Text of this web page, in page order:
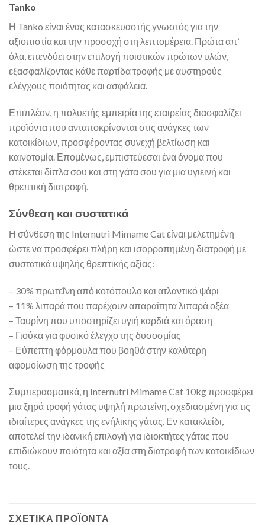
Tanko
Η Tanko είναι ένας κατασκευαστής γνωστός για την
αξιοπιστία και την προσοχή στη λεπτομέρεια. Πρώτα απ’
όλα, επενδύει στην επιλογή ποιοτικών πρώτων υλών,
εξασφαλίζοντας κάθε παρτίδα τροφής με αυστηρούς
ελέγχους ποιότητας και ασφάλεια.
Επιπλέον, η πολυετής εμπειρία της εταιρείας διασφαλίζει
προϊόντα που ανταποκρίνονται στις ανάγκες των
κατοικίδιων, προσφέροντας συνεχή βελτίωση και
καινοτομία. Επομένως, εμπιστεύεσαι ένα όνομα που
στέκεται δίπλα σου και στη γάτα σου για μια υγιεινή και
θρεπτική διατροφή.
Σύνθεση και συστατικά
Η σύνθεση της Internutri Mimame Cat είναι μελετημένη
ώστε να προσφέρει πλήρη και ισορροπημένη διατροφή με
συστατικά υψηλής θρεπτικής αξίας:
– 30% πρωτεΐνη από κοτόπουλο και ατλαντικό ψάρι
– 11% λιπαρά που παρέχουν απαραίτητα λιπαρά οξέα
– Ταυρίνη που υποστηρίζει υγιή καρδιά και όραση
– Γιούκα για φυσικό έλεγχο της δυσοσμίας
– Εύπεπτη φόρμουλα που βοηθά στην καλύτερη
αφομοίωση της τροφής
Συμπερασματικά, η Internutri Mimame Cat 10kg προσφέρει
μια ξηρά τροφή γάτας υψηλή πρωτεΐνη, σχεδιασμένη για τις
ιδιαίτερες ανάγκες της ενήλικης γάτας. Εν κατακλείδι,
αποτελεί την ιδανική επιλογή για ιδιοκτήτες γάτας που
επιδιώκουν ποιότητα και αξία στη διατροφή των κατοικίδιων
τους.
ΣΧΕΤΙΚΆ ΠΡΟΪΌΝΤΑ